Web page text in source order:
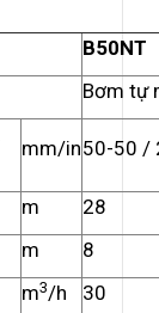
B50NT
Bơm tự
mm/in50-50 /
m
28
m
8
m3/h
30